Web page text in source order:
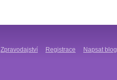
Zpravodajství Registrace Napsat blog